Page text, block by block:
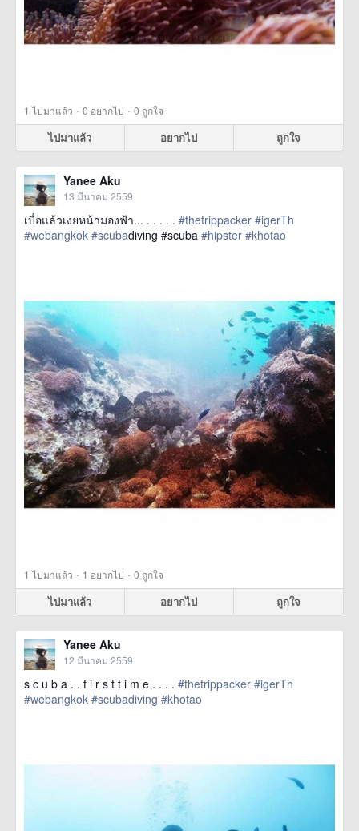
1 ไปมาแล้ว · 0 อยากไป · 0 ถูกใจ
ไปมาแล้ว อยากไป ถูกใจ
Yanee Aku
13 มีนาคม 2559
เบื่อแล้วเงยหน้ามองฟ้า... . . . . . #thetrippacker #igerTh
#webangkok #scubadiving #scuba #hipster #khotao
1 ไปมาแล้ว · 1 อยากไป · 0 ถูกใจ
ไปมาแล้ว อยากไป ถูกใจ
Yanee Aku
12 มีนาคม 2559
s c u b a . . f i r s t t i m e . . . . #thetrippacker #igerTh
#webangkok #scubadiving #khotao